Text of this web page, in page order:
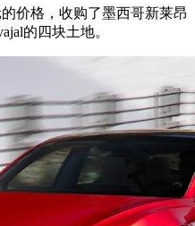
价格，收购了墨西哥新莱昂
的四块土地。